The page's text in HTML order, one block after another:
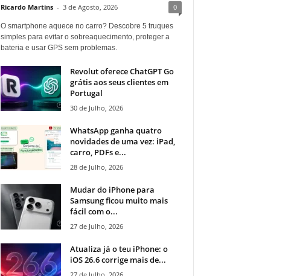
Ricardo Martins - 3 de Agosto, 2026 0
O smartphone aquece no carro? Descobre 5 truques
simples para evitar o sobreaquecimento, proteger a
bateria e usar GPS sem problemas.
Revolut oferece ChatGPT Go
grátis aos seus clientes em
Portugal
30 de Julho, 2026
WhatsApp ganha quatro
novidades de uma vez: iPad,
carro, PDFs e...
28 de Julho, 2026
Mudar do iPhone para
Samsung ficou muito mais
fácil com o...
27 de Julho, 2026
Atualiza já o teu iPhone: o
iOS 26.6 corrige mais de...